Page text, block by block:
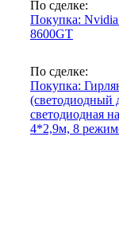
По сделке:
Покупка: Nvidia
8600GT
По сделке:
Покупка:
(светодиодный
светодиодная
4*2,9м, 8